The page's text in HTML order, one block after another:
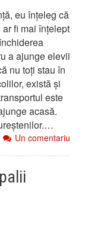
eu înțeleg că
fi mai înțelept
a ajunge elevii
nu toți stau în
există și
este
acasă.
Un comentariu